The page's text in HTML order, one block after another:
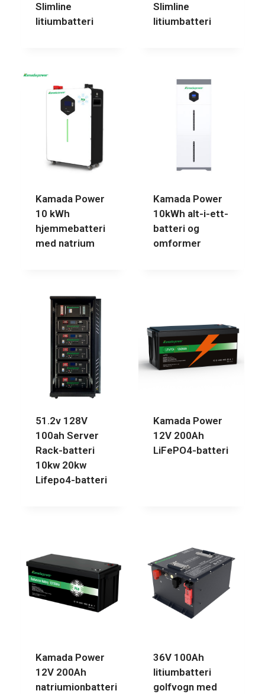
Slimline
litiumbatteri
Slimline
litiumbatteri
Kamada Power
10 kWh
hjemmebatteri
med natrium
Kamada Power
10kWh alt-i-ett-
batteri og
omformer
51.2v 128V
100ah Server
Rack-batteri
10kw 20kw
Lifepo4-batteri
Kamada Power
12V 200Ah
LiFePO4-batteri
Kamada Power
12V 200Ah
natriumionbatteri
36V 100Ah
litiumbatteri
golfvogn med